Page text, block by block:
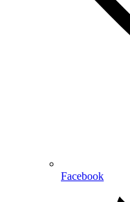
Facebook